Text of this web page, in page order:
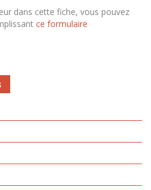
dans cette fiche, vous pouvez
ce formulaire